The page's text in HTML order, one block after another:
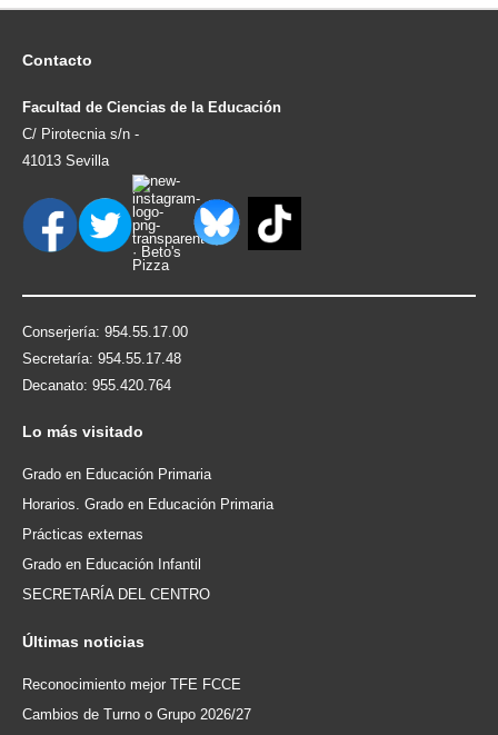
Contacto
Facultad de Ciencias de la Educación
C/ Pirotecnia s/n -
41013 Sevilla
Conserjería: 954.55.17.00
Secretaría: 954.55.17.48
Decanato: 955.420.764
Lo más visitado
Grado en Educación Primaria
Horarios. Grado en Educación Primaria
Prácticas externas
Grado en Educación Infantil
SECRETARÍA DEL CENTRO
Últimas noticias
Reconocimiento mejor TFE FCCE
Cambios de Turno o Grupo 2026/27